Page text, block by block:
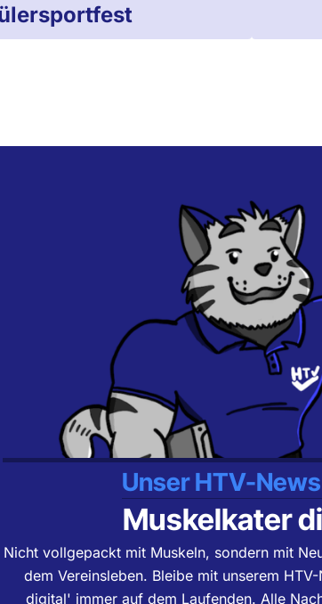
Unser HTV-
Muskelkater
Nicht vollgepackt mit Muskeln, sondern mit
dem Vereinsleben. Bleibe mit unserem
digital' immer auf dem Laufenden. Alle